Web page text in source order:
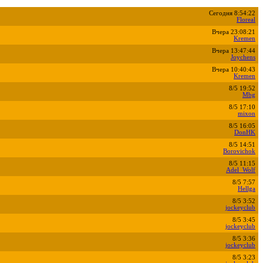
Сегодня 8:54:22
Floreal
Вчера 23:08:21
Kremen
Вчера 13:47:44
Joychens
Вчера 10:40:43
Kremen
8/5 19:52
Mbg
8/5 17:10
mixon
8/5 16:05
DonHK
8/5 14:51
Borovichok
8/5 11:15
Adel_Wolf
8/5 7:57
Hellga
8/5 3:52
jockeyclub
8/5 3:45
jockeyclub
8/5 3:36
jockeyclub
8/5 3:23